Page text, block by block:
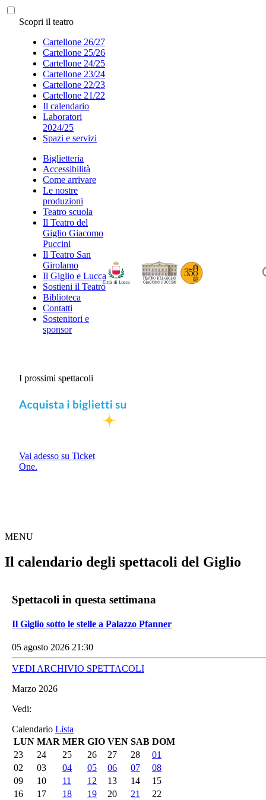
Scopri il teatro
Cartellone 26/27
Cartellone 25/26
Cartellone 24/25
Cartellone 23/24
Cartellone 22/23
Cartellone 21/22
Il calendario
Laboratori
2024/25
Spazi e servizi
Biglietteria
Accessibilità
Come arrivare
Le nostre
produzioni
Teatro scuola
Il Teatro del
Giglio Giacomo
Puccini
Il Teatro San
Girolamo
Il Giglio e Lucca
Sostieni il Teatro
Biblioteca
Contatti
Sostenitori e
sponsor
I prossimi spettacoli
Vai adesso su Ticket
One.
MENU
Il calendario degli spettacoli del Giglio
Spettacoli in questa settimana
Il Giglio sotto le stelle a Palazzo Pfanner
05 agosto 2026 21:30
VEDI ARCHIVIO SPETTACOLI
Marzo 2026
Vedi:
Calendario Lista
LUN MAR MER GIO VEN SAB DOM
23
24 25 26 27 28
01
02
03 04 05 06 07
08
09
10 11 12 13 14
15
16
17 18 19 20 21
22